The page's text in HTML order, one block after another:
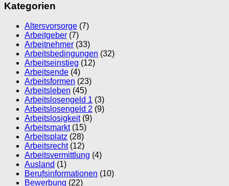
Kategorien
Altersvorsorge (7)
Arbeitgeber (7)
Arbeitnehmer (33)
Arbeitsbedingungen (32)
Arbeitseinstieg (12)
Arbeitsende (4)
Arbeitsformen (23)
Arbeitsleben (45)
Arbeitslosengeld 1 (3)
Arbeitslosengeld 2 (9)
Arbeitslosigkeit(9)
Arbeitsmarkt(15)
Arbeitsplatz (28)
Arbeitsrecht(12)
Arbeitsvermittlung (4)
Ausland (1)
Berufsinformationen (10)
Bewerbung (22)